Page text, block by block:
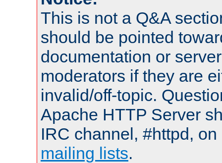
This is not a Q&A
should be pointed
documentation or
moderators if they are
invalid/off-topic.
Apache HTTP Server
IRC channel, #httpd,
mailing lists.